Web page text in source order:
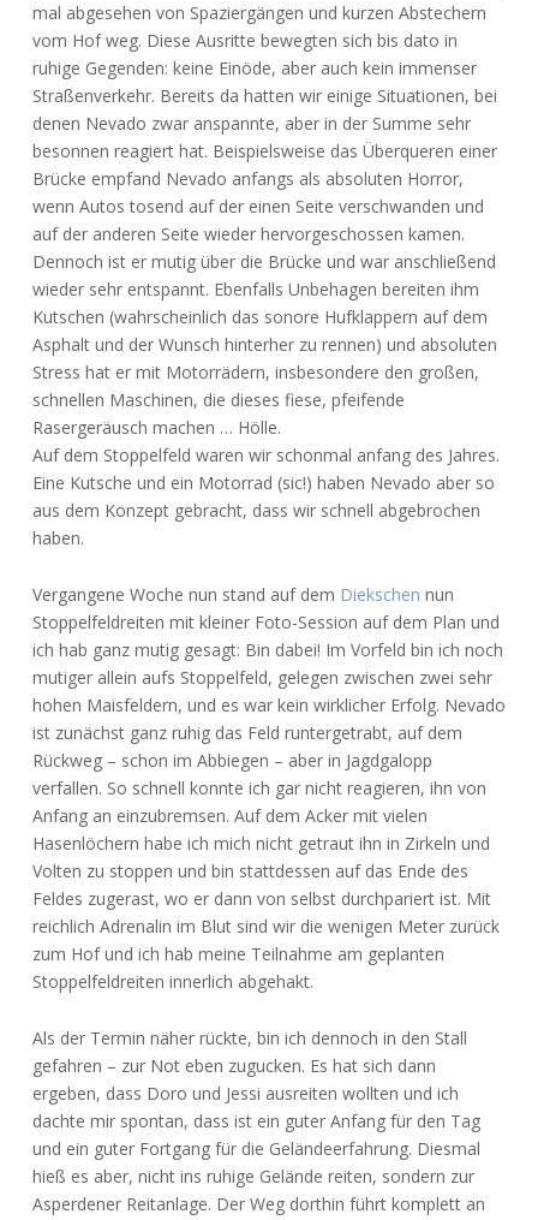
mal abgesehen von Spaziergängen und kurzen Abstechern
vom Hof weg. Diese Ausritte bewegten sich bis dato in
ruhige Gegenden: keine Einöde, aber auch kein immenser
Straßenverkehr. Bereits da hatten wir einige Situationen, bei
denen Nevado zwar anspannte, aber in der Summe sehr
besonnen reagiert hat. Beispielsweise das Überqueren einer
Brücke empfand Nevado anfangs als absoluten Horror,
wenn Autos tosend auf der einen Seite verschwanden und
auf der anderen Seite wieder hervorgeschossen kamen.
Dennoch ist er mutig über die Brücke und war anschließend
wieder sehr entspannt. Ebenfalls Unbehagen bereiten ihm
Kutschen (wahrscheinlich das sonore Hufklappern auf dem
Asphalt und der Wunsch hinterher zu rennen) und absoluten
Stress hat er mit Motorrädern, insbesondere den großen,
schnellen Maschinen, die dieses fiese, pfeifende
Rasergeräusch machen … Hölle.
Auf dem Stoppelfeld waren wir schonmal anfang des Jahres.
Eine Kutsche und ein Motorrad (sic!) haben Nevado aber so
aus dem Konzept gebracht, dass wir schnell abgebrochen
haben.
Vergangene Woche nun stand auf dem Diekschen nun
Stoppelfeldreiten mit kleiner Foto-Session auf dem Plan und
ich hab ganz mutig gesagt: Bin dabei! Im Vorfeld bin ich noch
mutiger allein aufs Stoppelfeld, gelegen zwischen zwei sehr
hohen Maisfeldern, und es war kein wirklicher Erfolg. Nevado
ist zunächst ganz ruhig das Feld runtergetrabt, auf dem
Rückweg – schon im Abbiegen – aber in Jagdgalopp
verfallen. So schnell konnte ich gar nicht reagieren, ihn von
Anfang an einzubremsen. Auf dem Acker mit vielen
Hasenlöchern habe ich mich nicht getraut ihn in Zirkeln und
Volten zu stoppen und bin stattdessen auf das Ende des
Feldes zugerast, wo er dann von selbst durchpariert ist. Mit
reichlich Adrenalin im Blut sind wir die wenigen Meter zurück
zum Hof und ich hab meine Teilnahme am geplanten
Stoppelfeldreiten innerlich abgehakt.
Als der Termin näher rückte, bin ich dennoch in den Stall
gefahren – zur Not eben zugucken. Es hat sich dann
ergeben, dass Doro und Jessi ausreiten wollten und ich
dachte mir spontan, dass ist ein guter Anfang für den Tag
und ein guter Fortgang für die Geländeerfahrung. Diesmal
hieß es aber, nicht ins ruhige Gelände reiten, sondern zur
Asperdener Reitanlage. Der Weg dorthin führt komplett an